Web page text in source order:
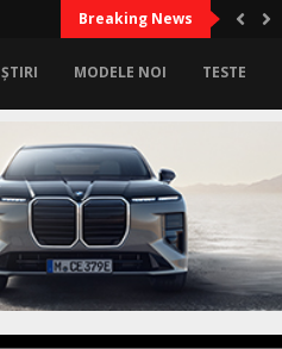
Breaking News
ȘTIRI MODELE NOI TESTE